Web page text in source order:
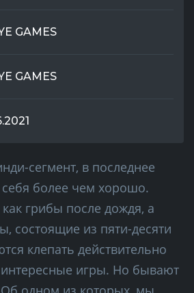
GAMES
GAMES
сегмент, в последнее
себя более чем хорошо.
как грибы после дождя, а
состоящие из пяти-десяти
клепать действительно
игры. Но бывают